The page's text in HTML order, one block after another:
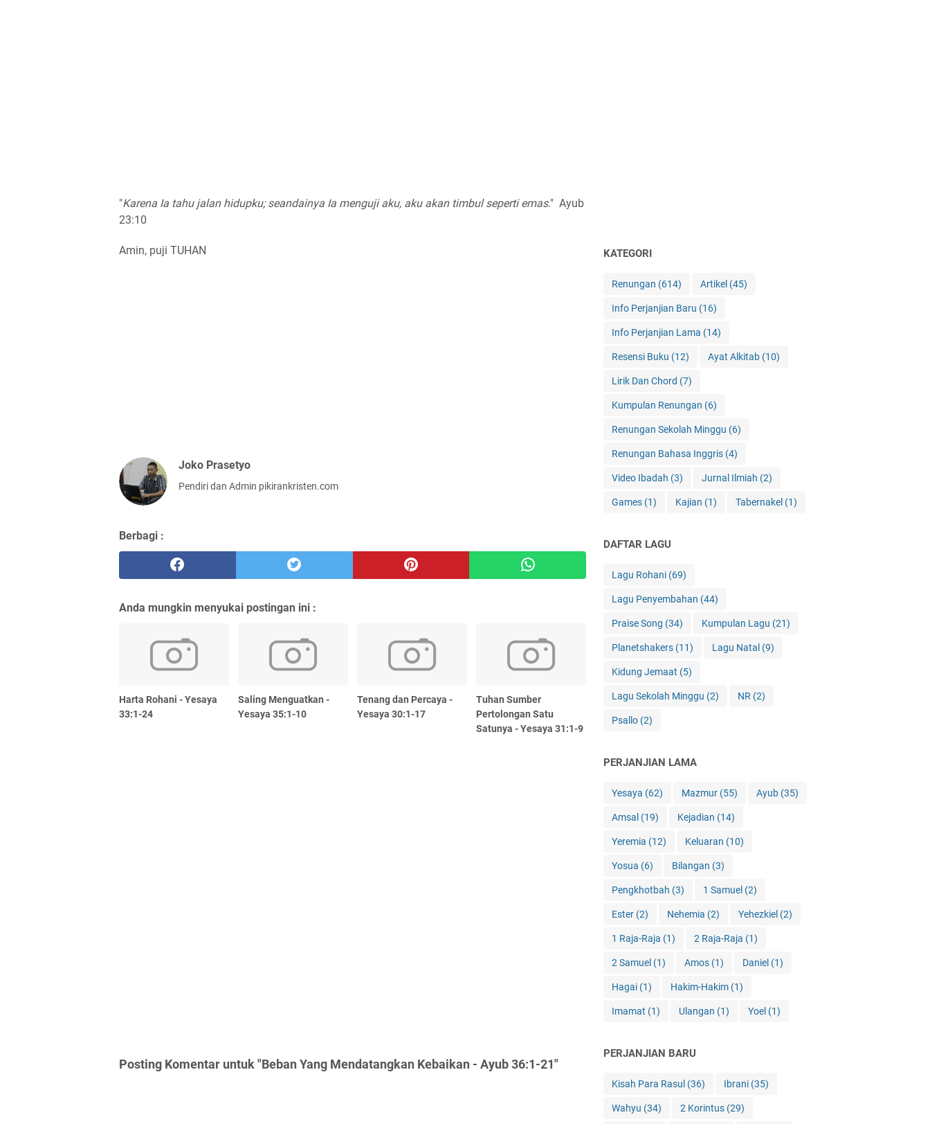
"Karena Ia tahu jalan hidupku; seandainya Ia menguji aku, aku akan timbul seperti emas." Ayub
23:10
Amin, puji TUHAN
Joko Prasetyo
Pendiri dan Admin pikirankristen.com
Berbagi :
Anda mungkin menyukai postingan ini :
Harta Rohani - Yesaya
33:1-24
Saling Menguatkan -
Yesaya 35:1-10
Tenang dan Percaya -
Yesaya 30:1-17
Tuhan Sumber
Pertolongan Satu
Satunya - Yesaya 31:1-9
Posting Komentar untuk "Beban Yang Mendatangkan Kebaikan - Ayub 36:1-21"
KATEGORI
Renungan (614) Artikel (45)
Info Perjanjian Baru (16)
Info Perjanjian Lama (14)
Resensi Buku (12) Ayat Alkitab (10)
Lirik Dan Chord (7)
Kumpulan Renungan (6)
Renungan Sekolah Minggu (6)
Renungan Bahasa Inggris (4)
Video Ibadah (3) Jurnal Ilmiah (2)
Games (1) Kajian (1) Tabernakel (1)
DAFTAR LAGU
Lagu Rohani (69)
Lagu Penyembahan (44)
Praise Song (34) Kumpulan Lagu (21)
Planetshakers (11) Lagu Natal (9)
Kidung Jemaat (5)
Lagu Sekolah Minggu (2) NR (2)
Psallo (2)
PERJANJIAN LAMA
Yesaya (62) Mazmur (55) Ayub (35)
Amsal (19) Kejadian (14)
Yeremia (12) Keluaran (10)
Yosua (6) Bilangan (3)
Pengkhotbah (3) 1 Samuel (2)
Ester (2) Nehemia (2) Yehezkiel (2)
1 Raja-Raja (1) 2 Raja-Raja (1)
2 Samuel (1) Amos (1) Daniel (1)
Hagai (1) Hakim-Hakim (1)
Imamat (1) Ulangan (1) Yoel (1)
PERJANJIAN BARU
Kisah Para Rasul (36) Ibrani (35)
Wahyu (34) 2 Korintus (29)